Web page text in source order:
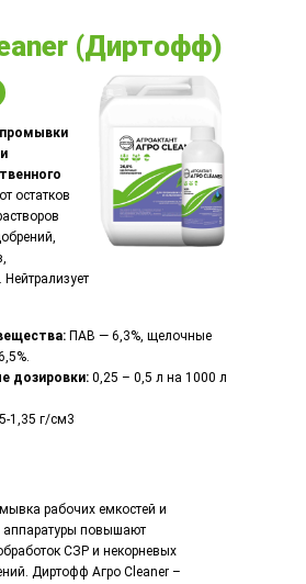
от остатков
ПАВ — 6,3%, щелочные
дозировки: 0,25 – 0,5 л на 1000 л
1,35 г/см3
рабочих емкостей и
повышают
СЗР и некорневых
Диртофф Агро Cleaner –
(Диртофф)